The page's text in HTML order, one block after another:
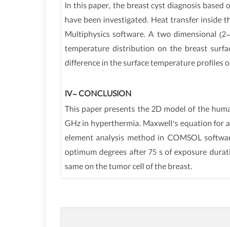
In this paper, the breast cyst diagnosis
have been investigated. Heat transfer inside
Multiphysics software. A two dimensional
temperature distribution on the breast
difference in the surface temperature profiles
IV- CONCLUSION
This paper presents the 2D model of the
GHz in hyperthermia. Maxwell’s equation for
element analysis method in COMSOL
optimum degrees after 75 s of exposure
same on the tumor cell of the breast.